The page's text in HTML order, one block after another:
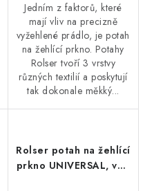
Jedním z faktorů, které
mají vliv na precizně
vyžehlené prádlo, je potah
na žehlící prkno. Potahy
Rolser tvoří 3 vrstvy
různých textilií a poskytují
tak dokonale měkký...
Rolser potah na žehlící
prkno UNIVERSAL, vel.